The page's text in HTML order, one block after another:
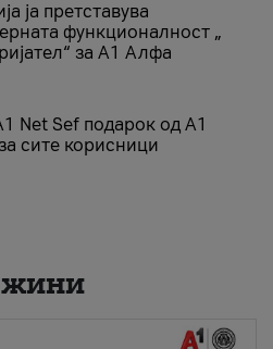
ја претставува
функционалност „
за А1 Алфа
Net Sеf подарок од А1
сите корисници